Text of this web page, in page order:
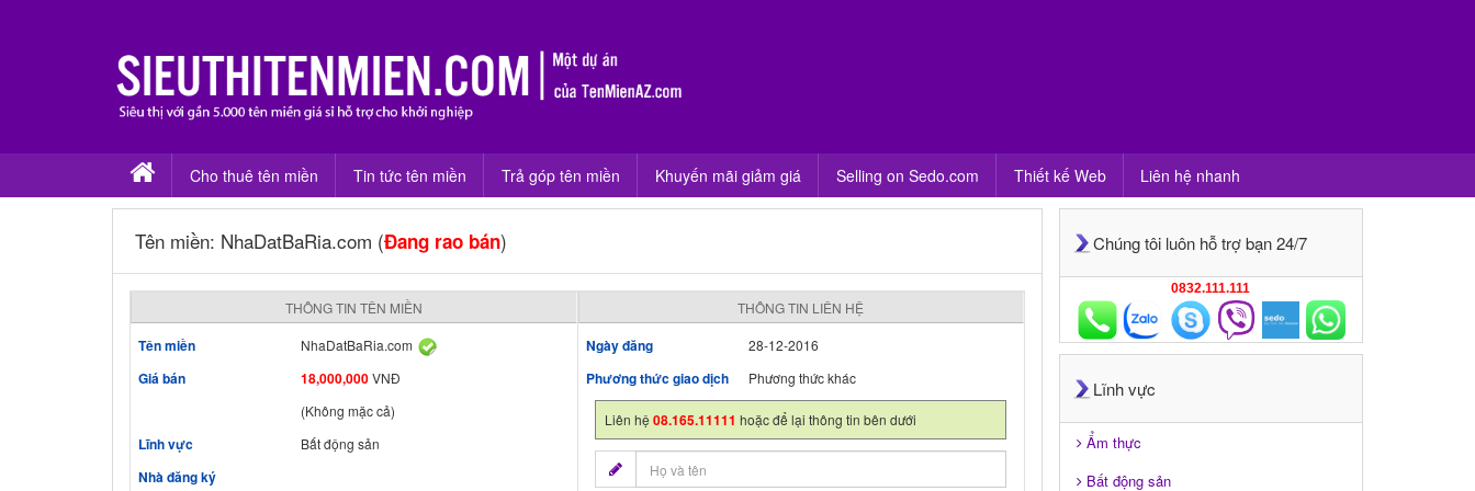
Cho thuê tên miền Tin tức tên miền Trả góp tên miền Khuyến mãi giảm giá Selling on Sedo.com Thiết kế Web Liên hệ nhanh
Tên miền: NhaDatBaRia.com (Đang rao bán)
THÔNG TIN TÊN MIỀN
Tên miền NhaDatBaRia.com
Giá bán 18,000,000VNĐ
(Không mặc cả)
Lĩnh vực Bất động sản
Nhà đăng ký
THÔNG TIN LIÊN HỆ
Ngày đăng 28-12-2016
Phương thức giao dịch Phương thức khác
Liên hệ 08.165.11111 hoặc để lại thông tin bên dưới
Chúng tôi luôn hỗ trợ bạn 24/7
0832.111.111
Lĩnh vực
Ẩm thực
Bất động sản